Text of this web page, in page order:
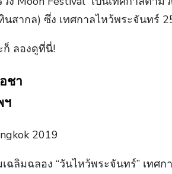
ากล) ซึ่ง เทศกาลไหว้พระจันทร์
ก็ ลองดูที่นี่!
ชา
ฯ
ฉลิมฉลอง “วันไหว้พระจันทร์”